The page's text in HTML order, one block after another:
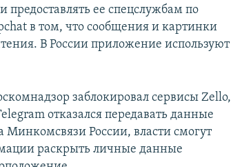
предоставлять ее спецслужбам по
в том, что сообщения и картинки
В России приложение используют
заблокировал сервисы Zello,
отказался передавать данные
Минкомсвязи России, власти смогут
раскрыть личные данные